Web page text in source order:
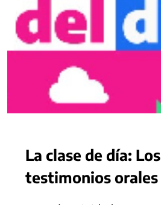
La clase de día: Los
testimonios orales